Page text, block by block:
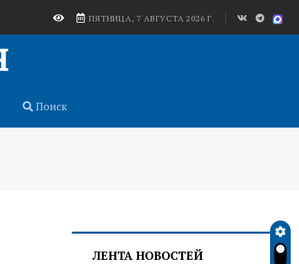
ПЯТНИЦА, 7 АВГУСТА 2026 Г.
Поиск
ЛЕНТА НОВОСТЕЙ